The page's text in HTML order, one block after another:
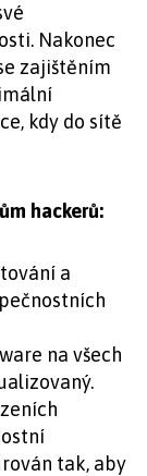
Nakonec
zajištěním
kdy do sítě
hackerů:
a
na všech
tak, aby